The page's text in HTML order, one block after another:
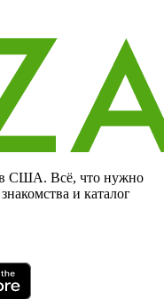
США. Всё, что нужно
и каталог